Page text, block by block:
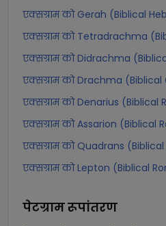
एक्सग्राम को Gerah (Biblical
एक्सग्राम को Tetradrachma
एक्सग्राम को Didrachma
एक्सग्राम को Drachma
एक्सग्राम को Denarius
एक्सग्राम को Assarion (Biblical
एक्सग्राम को Quadrans
एक्सग्राम को Lepton (Biblical
पेटग्रामरूपांतरण